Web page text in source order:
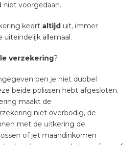
niet voorgedaan.
keert altijd uit, immer
uiteindelijk allemaal.
verzekering?
ben je niet dubbel
beide polissen hebt afgesloten.
maakt de
niet overbodig, de
met de uitkering de
of jet maandinkomen